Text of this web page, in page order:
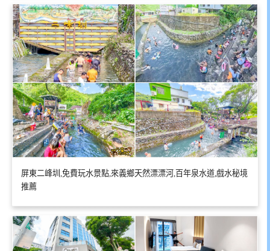
屏東二峰圳,免費玩水景點,來義鄉天然漂漂河,百年泉水道,戲水秘境
推薦